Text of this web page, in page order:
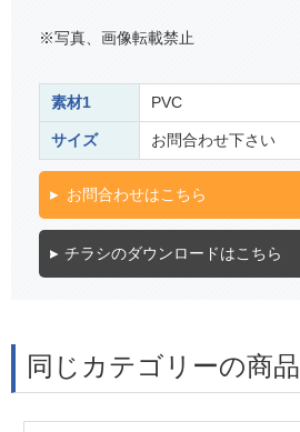
※写真、画像転載禁止
素材1 PVC
サイズ お問合わせ下さい
お問合わせはこちら
チラシのダウンロードはこちら
同じカテゴリーの商品